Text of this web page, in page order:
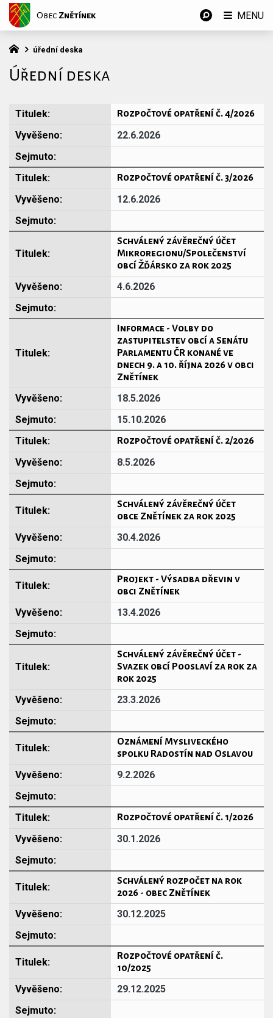
úřední deska
Úřední deska
Rozpočtové opatření č. 4/2026
22.6.2026
Rozpočtové opatření č. 3/2026
12.6.2026
Schválený závěrečný účet
Mikroregionu/Společenství
obcí Žďársko za rok 2025
4.6.2026
Informace - Volby do
zastupitelstev obcí a Senátu
Parlamentu ČR konané ve
dnech 9. a 10. října 2026 v obci
Znětínek
18.5.2026
15.10.2026
Rozpočtové opatření č. 2/2026
8.5.2026
Schválený závěrečný účet
obce Znětínek za rok 2025
30.4.2026
Projekt - Výsadba dřevin v
obci Znětínek
13.4.2026
Schválený závěrečný účet -
Svazek obcí Pooslaví za rok za
rok 2025
23.3.2026
Oznámení Mysliveckého
spolku Radostín nad Oslavou
9.2.2026
Rozpočtové opatření č. 1/2026
30.1.2026
Schválený rozpočet na rok
2026 - obec Znětínek
30.12.2025
Rozpočtové opatření č.
10/2025
29.12.2025
Obec Znětínek MENU